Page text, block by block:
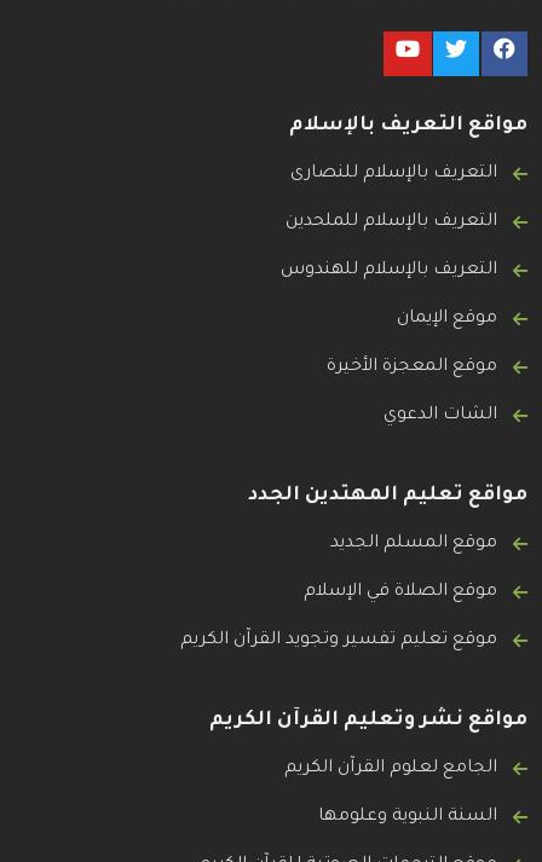
مواقع التعريف بالإسلام
التعريف بالإسلام للنصارى
التعريف بالإسلام للملحدين
التعريف بالإسلام للهندوس
موقع الإيمان
موقع المعجزة الأخيرة
الشات الدعوي
مواقع تعليم المهتدين الجدد
موقع المسلم الجديد
موقع الصلاة في الإسلام
موقع تعليم تفسير وتجويد القرآن الكريم
مواقع نشر وتعليم القرآن الكريم
الجامع لعلوم القرآن الكريم
السنة النبوية وعلومها